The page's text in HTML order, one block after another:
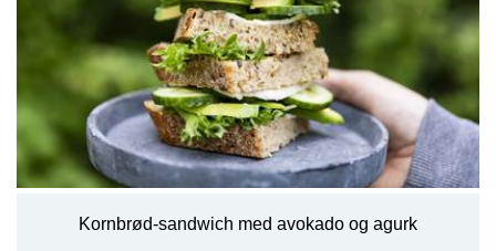
Kornbrød-sandwich med avokado og agurk